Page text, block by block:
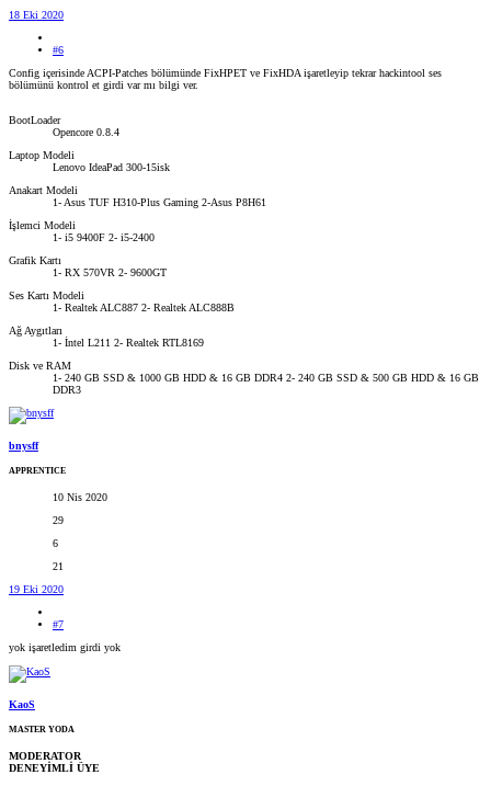
18 Eki 2020
#6
Config içerisinde ACPI-Patches bölümünde FixHPET ve FixHDA işaretleyip tekrar hackintool ses
bölümünü kontrol et girdi var mı bilgi ver.
BootLoader
Opencore 0.8.4
Laptop Modeli
Lenovo IdeaPad 300-15isk
Anakart Modeli
1- Asus TUF H310-Plus Gaming 2-Asus P8H61
İşlemci Modeli
1- i5 9400F 2- i5-2400
Grafik Kartı
1- RX 570VR 2- 9600GT
Ses Kartı Modeli
1- Realtek ALC887 2- Realtek ALC888B
Ağ Aygıtları
1- İntel L211 2- Realtek RTL8169
Disk ve RAM
1- 240 GB SSD & 1000 GB HDD & 16 GB DDR4 2- 240 GB SSD & 500 GB HDD & 16 GB
DDR3
bnysff
APPRENTICE
10 Nis 2020
29
6
21
19 Eki 2020
#7
yok işaretledim girdi yok
KaoS
MASTER YODA
MODERATOR
DENEYİMLİ ÜYE